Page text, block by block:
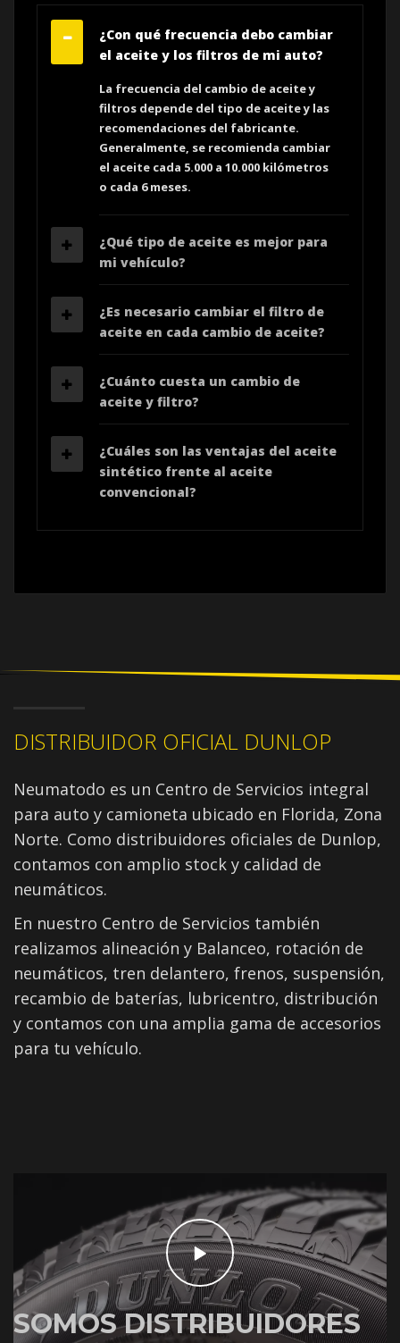
¿Con qué frecuencia debo cambiar
el aceite y los filtros de mi auto?
La frecuencia del cambio de aceite y
filtros depende del tipo de aceite y las
recomendaciones del fabricante.
Generalmente, se recomienda cambiar
el aceite cada 5.000 a 10.000 kilómetros
o cada 6 meses.
¿Qué tipo de aceite es mejor para
mi vehículo?
¿Es necesario cambiar el filtro de
aceite en cada cambio de aceite?
¿Cuánto cuesta un cambio de
aceite y filtro?
¿Cuáles son las ventajas del aceite
sintético frente al aceite
convencional?
DISTRIBUIDOR OFICIAL DUNLOP
Neumatodo es un Centro de Servicios integral
para auto y camioneta ubicado en Florida, Zona
Norte. Como distribuidores oficiales de Dunlop,
contamos con amplio stock y calidad de
neumáticos.
En nuestro Centro de Servicios también
realizamos alineación y Balanceo, rotación de
neumáticos, tren delantero, frenos, suspensión,
recambio de baterías, lubricentro, distribución
y contamos con una amplia gama de accesorios
para tu vehículo.
SOMOS DISTRIBUIDORES